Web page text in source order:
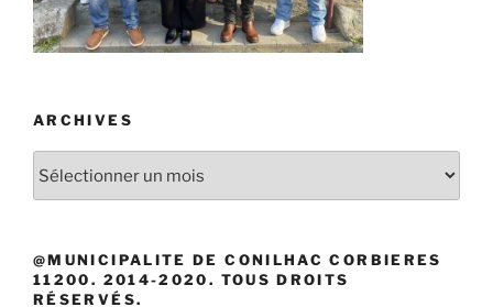
ARCHIVES
@MUNICIPALITE DE CONILHAC CORBIERES
11200. 2014-2020. TOUS DROITS
RÉSERVÉS.